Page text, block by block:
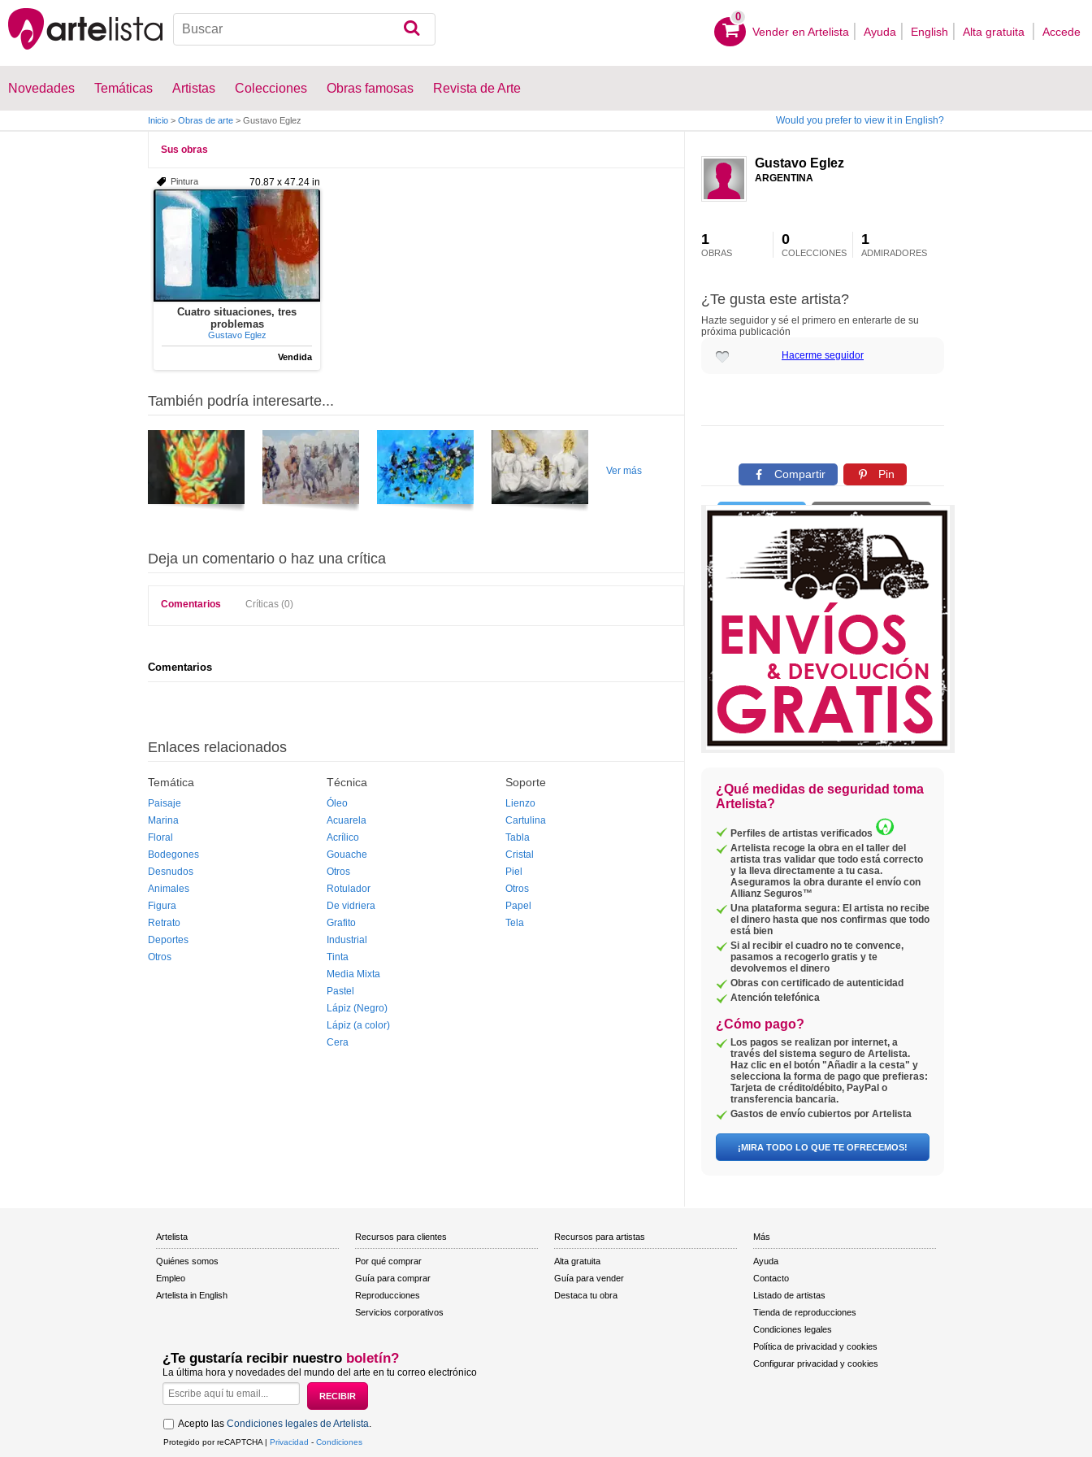
0
Vender en Artelista Ayuda English Alta gratuita Accede
Novedades Temáticas Artistas Colecciones Obras famosas Revista de Arte
Inicio > Obras de arte > Gustavo Eglez Would you prefer to view it in English?
Gustavo Eglez
ARGENTINA
1
OBRAS
0
COLECCIONES
1
ADMIRADORES
¿Te gusta este artista?
Hazte seguidor y sé el primero en enterarte de su
próxima publicación
Hacerme seguidor
Compartir Pin
Twittear Copiar enlace
¿Qué medidas de seguridad toma
Artelista?
Perfiles de artistas verificados
Artelista recoge la obra en el taller del
artista tras validar que todo está correcto
y la lleva directamente a tu casa.
Aseguramos la obra durante el envío con
Allianz Seguros™
Una plataforma segura: El artista no recibe
el dinero hasta que nos confirmas que todo
está bien
Si al recibir el cuadro no te convence,
pasamos a recogerlo gratis y te
devolvemos el dinero
Obras con certificado de autenticidad
Atención telefónica
¿Cómo pago?
Los pagos se realizan por internet, a
través del sistema seguro de Artelista.
Haz clic en el botón "Añadir a la cesta" y
selecciona la forma de pago que prefieras:
Tarjeta de crédito/débito, PayPal o
transferencia bancaria.
Gastos de envío cubiertos por Artelista
¡MIRA TODO LO QUE TE OFRECEMOS!
Sus obras
70.87 x 47.24 in
Pintura
Cuatro situaciones, tres
problemas
Gustavo Eglez
Vendida
También podría interesarte...
Ver más
Deja un comentario o haz una crítica
Comentarios Críticas (0)
Comentarios
Enlaces relacionados
Temática
Paisaje
Marina
Floral
Bodegones
Desnudos
Animales
Figura
Retrato
Deportes
Otros
Técnica
Óleo
Acuarela
Acrílico
Gouache
Otros
Rotulador
De vidriera
Grafito
Industrial
Tinta
Media Mixta
Pastel
Lápiz (Negro)
Lápiz (a color)
Cera
Soporte
Lienzo
Cartulina
Tabla
Cristal
Piel
Otros
Papel
Tela
Artelista
Quiénes somos
Empleo
Artelista in English
Recursos para clientes
Por qué comprar
Guía para comprar
Reproducciones
Servicios corporativos
Recursos para artistas
Alta gratuita
Guía para vender
Destaca tu obra
Más
Ayuda
Contacto
Listado de artistas
Tienda de reproducciones
Condiciones legales
Política de privacidad y cookies
Configurar privacidad y cookies
¿Te gustaría recibir nuestro boletín?
La última hora y novedades del mundo del arte en tu correo electrónico
Acepto las Condiciones legales de Artelista.
Protegido por reCAPTCHA | Privacidad - Condiciones